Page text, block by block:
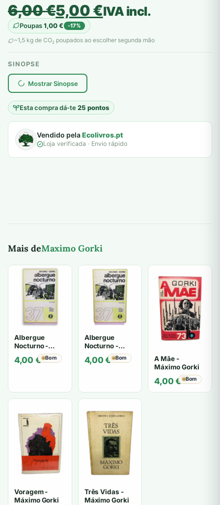
6,00€
O
preço
original
era:
6,00 €.
5,00€
O
preço
atual
é:
5,00 €.
IVA incl.
Poupas1,00€ -17%
~1,5 kg de CO2 poupados ao escolher segunda mão
SINOPSE
Mostrar Sinopse
Esta compra dá-te25 pontos
plantar árvores reais
Vendido pelaEcolivros.pt
Loja verificada · Envio rápido
Mais deMaximo Gorki
Albergue
Nocturno -
Máximo Gorki
4,00 € Bom
Albergue
Nocturno -
Máximo Gorki
4,00€ Bom
A Mãe -
Máximo Gorki
4,00€ Bom
Voragem -
Máximo Gorki
Três Vidas -
Máximo Gorki